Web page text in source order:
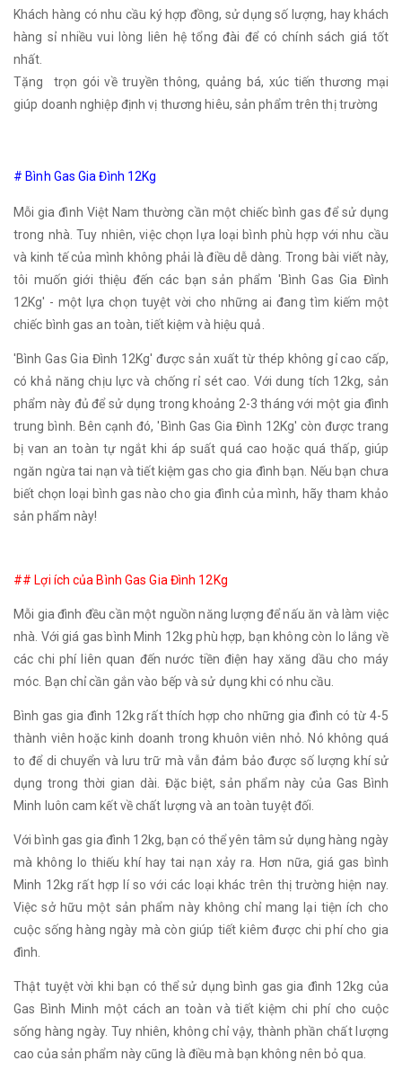
Khách hàng có nhu cầu ký hợp đồng, sử dụng số lượng, hay khách
hàng sỉ nhiều vui lòng liên hệ tổng đài để có chính sách giá tốt
nhất.
Tặng trọn gói về truyền thông, quảng bá, xúc tiến thương mại
giúp doanh nghiệp định vị thương hiêu, sản phẩm trên thị trường
# Bình Gas Gia Đình 12Kg
Mỗi gia đình Việt Nam thường cần một chiếc bình gas để sử dụng
trong nhà. Tuy nhiên, việc chọn lựa loại bình phù hợp với nhu cầu
và kinh tế của mình không phải là điều dễ dàng. Trong bài viết này,
tôi muốn giới thiệu đến các bạn sản phẩm 'Bình Gas Gia Đình
12Kg' - một lựa chọn tuyệt vời cho những ai đang tìm kiếm một
chiếc bình gas an toàn, tiết kiệm và hiệu quả.
'Bình Gas Gia Đình 12Kg' được sản xuất từ thép không gỉ cao cấp,
có khả năng chịu lực và chống rỉ sét cao. Với dung tích 12kg, sản
phẩm này đủ để sử dụng trong khoảng 2-3 tháng với một gia đình
trung bình. Bên cạnh đó, 'Bình Gas Gia Đình 12Kg' còn được trang
bị van an toàn tự ngắt khi áp suất quá cao hoặc quá thấp, giúp
ngăn ngừa tai nạn và tiết kiệm gas cho gia đình bạn. Nếu bạn chưa
biết chọn loại bình gas nào cho gia đình của mình, hãy tham khảo
sản phẩm này!
## Lợi ích của Bình Gas Gia Đình 12Kg
Mỗi gia đình đều cần một nguồn năng lượng để nấu ăn và làm việc
nhà. Với giá gas bình Minh 12kg phù hợp, bạn không còn lo lắng về
các chi phí liên quan đến nước tiền điện hay xăng dầu cho máy
móc. Bạn chỉ cần gắn vào bếp và sử dụng khi có nhu cầu.
Bình gas gia đình 12kg rất thích hợp cho những gia đình có từ 4-5
thành viên hoặc kinh doanh trong khuôn viên nhỏ. Nó không quá
to để di chuyển và lưu trữ mà vẫn đảm bảo được số lượng khí sử
dụng trong thời gian dài. Đặc biệt, sản phẩm này của Gas Bình
Minh luôn cam kết về chất lượng và an toàn tuyệt đối.
Với bình gas gia đình 12kg, bạn có thể yên tâm sử dụng hàng ngày
mà không lo thiếu khí hay tai nạn xảy ra. Hơn nữa, giá gas bình
Minh 12kg rất hợp lí so với các loại khác trên thị trường hiện nay.
Việc sở hữu một sản phẩm này không chỉ mang lại tiện ích cho
cuộc sống hàng ngày mà còn giúp tiết kiêm được chi phí cho gia
đình.
Thật tuyệt vời khi bạn có thể sử dụng bình gas gia đình 12kg của
Gas Bình Minh một cách an toàn và tiết kiệm chi phí cho cuộc
sống hàng ngày. Tuy nhiên, không chỉ vậy, thành phần chất lượng
cao của sản phẩm này cũng là điều mà bạn không nên bỏ qua.